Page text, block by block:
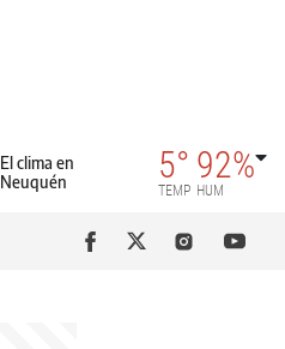
El clima en
Neuquén
5°
TEMP
92%
HUM